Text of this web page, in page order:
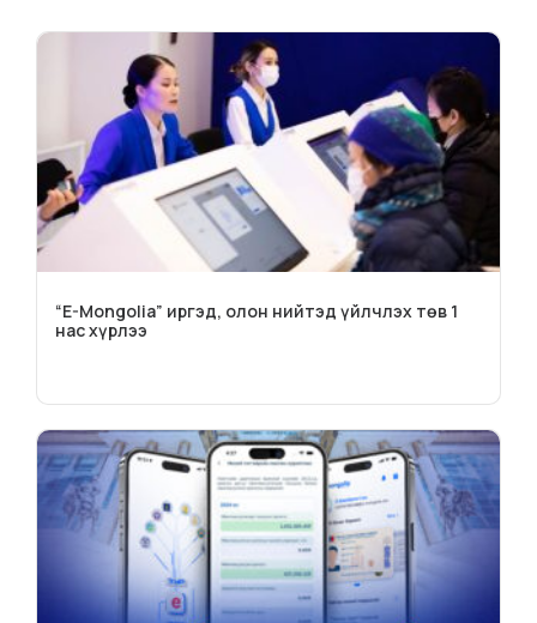
“E-Mongolia” иргэд, олон нийтэд үйлчлэх төв 1
нас хүрлээ